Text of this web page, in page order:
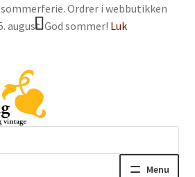
Ordrer i webbutikken
august. God sommer! Luk
Menu